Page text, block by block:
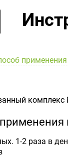
1-2 раза в